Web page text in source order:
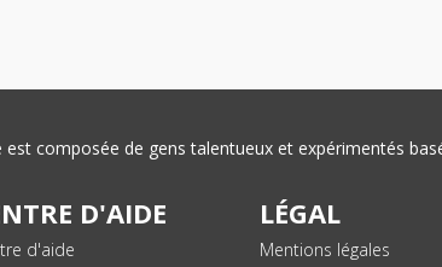
composée de gens talentueux et expérimentés
D'AIDE
d'aide
LÉGAL
Mentions légales